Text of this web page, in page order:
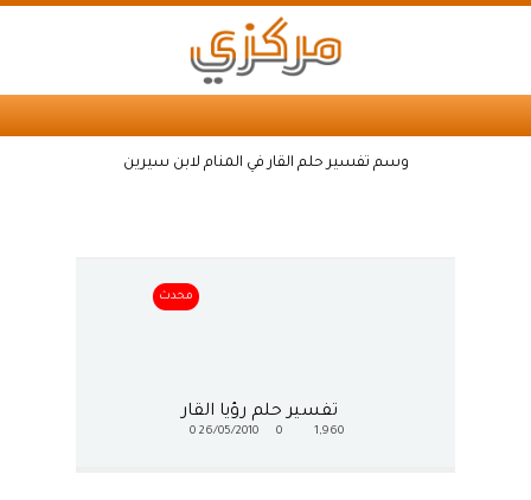
وسم تفسير حلم القار في المنام لابن سيرين
محدث
تفسير حلم رؤيا القار
1,960
26/05/2010
0